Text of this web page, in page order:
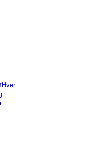
Hver